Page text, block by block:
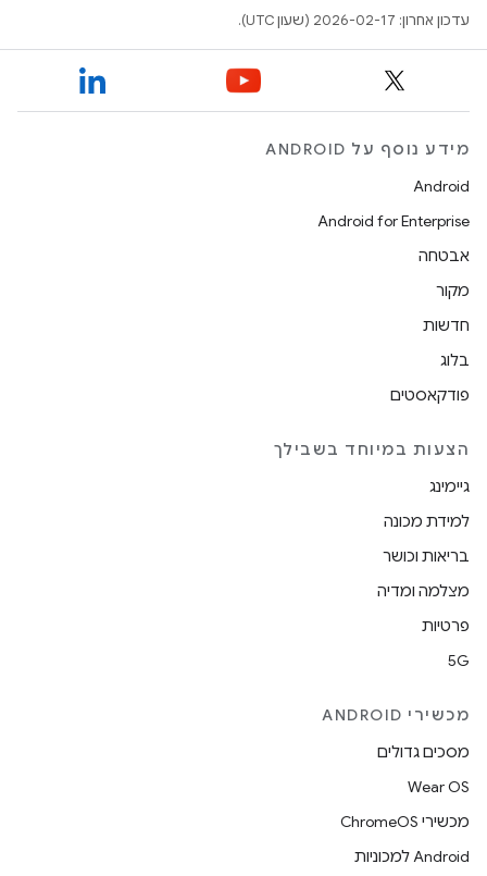
עדכון אחרון: 2026-02-17 (שעון UTC).
מידע נוסף על ANDROID
Android
Android for Enterprise
אבטחה
מקור
חדשות
בלוג
פודקאסטים
הצעות במיוחד בשבילך
גיימינג
למידת מכונה
בריאות וכושר
מצלמה ומדיה
פרטיות
5G
מכשירי ANDROID
מסכים גדולים
Wear OS
מכשירי ChromeOS
Android למכוניות